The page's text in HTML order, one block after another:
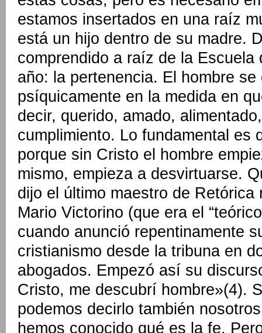
estamos insertados en una raíz
está un hijo dentro de su madre.
comprendido a raíz de la Escuela
año: la pertenencia. El hombre se
psíquicamente en la medida en
decir, querido, amado,
cumplimiento. Lo fundamental es
porque sin Cristo el hombre
mismo, empieza a desvirtuarse.
dijo el último maestro de Retórica
Mario Victorino (que era el
cuando anunció repentinamente
cristianismo desde la tribuna en
abogados. Empezó así su
Cristo, me descubrí hombre»(4).
podemos decirlo también
hemos conocido qué es la fe.